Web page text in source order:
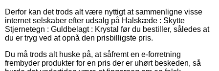
Derfor kan det trods alt være nyttigt at sammenligne visse
internet selskaber efter udsalg på Halskæde : Skytte
Stjernetegn : Guldbelagt : Krystal før du bestiller, således at
du er tryg ved at opnå den prisbilligste pris.
Du må trods alt huske på, at såfremt en e-forretning
frembyder produkter for en pris der er uhørt beskeden, så